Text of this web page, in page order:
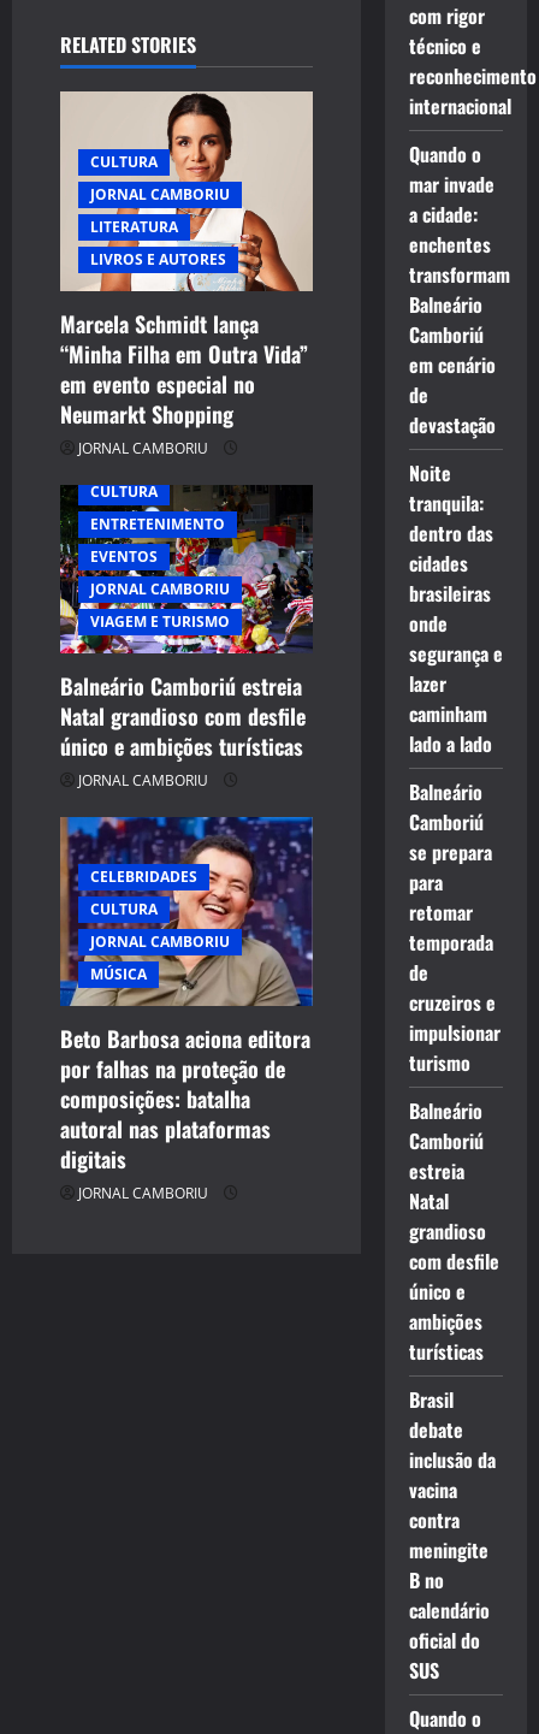
i
g
o
n
RELATED STORIES
CULTURA
JORNAL CAMBORIU
LITERATURA
LIVROS E AUTORES
Marcela Schmidt lança
“Minha Filha em Outra Vida”
em evento especial no
Neumarkt Shopping
JORNAL CAMBORIU
CULTURA
ENTRETENIMENTO
EVENTOS
JORNAL CAMBORIU
VIAGEM E TURISMO
Balneário Camboriú estreia
Natal grandioso com desfile
único e ambições turísticas
JORNAL CAMBORIU
CELEBRIDADES
CULTURA
JORNAL CAMBORIU
MÚSICA
Beto Barbosa aciona editora
por falhas na proteção de
composições: batalha
autoral nas plataformas
digitais
JORNAL CAMBORIU
com rigor
técnico e
reconhecimento
internacional
Quando o
mar invade
a cidade:
enchentes
transformam
Balneário
Camboriú
em cenário
de
devastação
Noite
tranquila:
dentro das
cidades
brasileiras
onde
segurança e
lazer
caminham
lado a lado
Balneário
Camboriú
se prepara
para
retomar
temporada
de
cruzeiros e
impulsionar
turismo
Balneário
Camboriú
estreia
Natal
grandioso
com desfile
único e
ambições
turísticas
Brasil
debate
inclusão da
vacina
contra
meningite
B no
calendário
oficial do
SUS
Quando o